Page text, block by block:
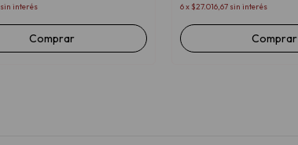
sin interés
Comprar
6x $27.016,67 sin interés
Comprar